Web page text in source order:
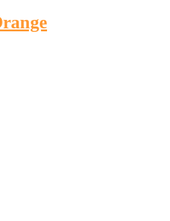
“Ich mache alles